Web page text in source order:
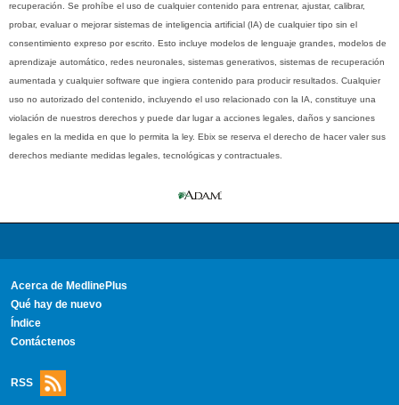
recuperación. Se prohíbe el uso de cualquier contenido para entrenar, ajustar, calibrar,
probar, evaluar o mejorar sistemas de inteligencia artificial (IA) de cualquier tipo sin el
consentimiento expreso por escrito. Esto incluye modelos de lenguaje grandes, modelos de
aprendizaje automático, redes neuronales, sistemas generativos, sistemas de recuperación
aumentada y cualquier software que ingiera contenido para producir resultados. Cualquier
uso no autorizado del contenido, incluyendo el uso relacionado con la IA, constituye una
violación de nuestros derechos y puede dar lugar a acciones legales, daños y sanciones
legales en la medida en que lo permita la ley. Ebix se reserva el derecho de hacer valer sus
derechos mediante medidas legales, tecnológicas y contractuales.
Acerca de MedlinePlus
Qué hay de nuevo
Índice
Contáctenos
RSS